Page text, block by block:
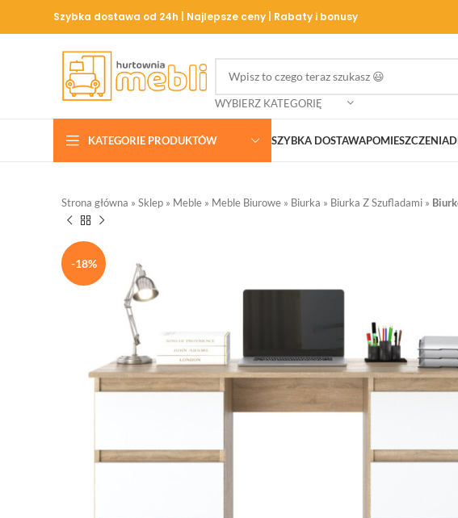
Szybka dostawa od 24h | Najlepsze ceny | Rabaty i bonusy
WYBIERZ KATEGORIĘ
KATEGORIE PRODUKTÓW SZYBKA DOSTAWAPOMIESZCZENIA
Strona główna » Sklep » Meble » Meble Biurowe » Biurka » Biurka Z Szufladami »
-18%